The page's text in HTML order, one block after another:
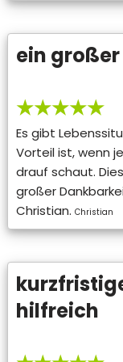
ein
★★★★★
Es gibt
Vorteil ist, wenn
drauf schaut.
großer
Christian. Christian
hilfreich